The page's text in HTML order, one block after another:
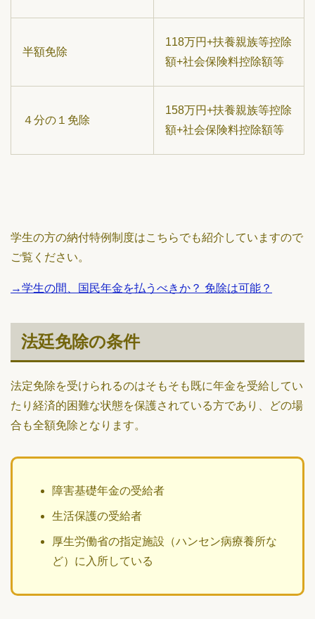
半額免除
118万円+扶養親族等控除
額+社会保険料控除額等
４分の１免除
158万円+扶養親族等控除
額+社会保険料控除額等
学生の方の納付特例制度はこちらでも紹介していますので
ご覧ください。
→学生の間、国民年金を払うべきか？ 免除は可能？
法廷免除の条件
法定免除を受けられるのはそもそも既に年金を受給してい
たり経済的困難な状態を保護されている方であり、どの場
合も全額免除となります。
障害基礎年金の受給者
生活保護の受給者
厚生労働省の指定施設（ハンセン病療養所な
ど）に入所している